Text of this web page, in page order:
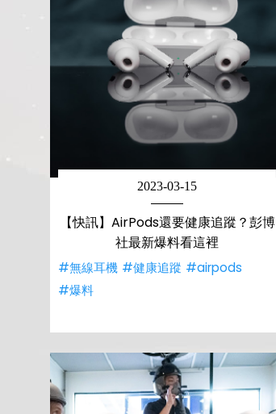
2023-03-15
【快訊】AirPods還要健康追蹤？彭博
社最新爆料看這裡
#無線耳機 #健康追蹤 #airpods
#爆料